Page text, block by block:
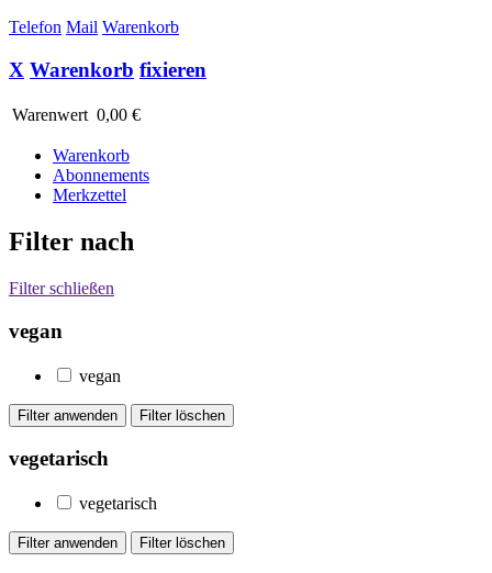
Telefon Mail Warenkorb
X Warenkorb fixieren
Warenwert 0,00 €
Warenkorb
Abonnements
Merkzettel
Filter nach
Filter schließen
vegan
vegan
vegetarisch
vegetarisch